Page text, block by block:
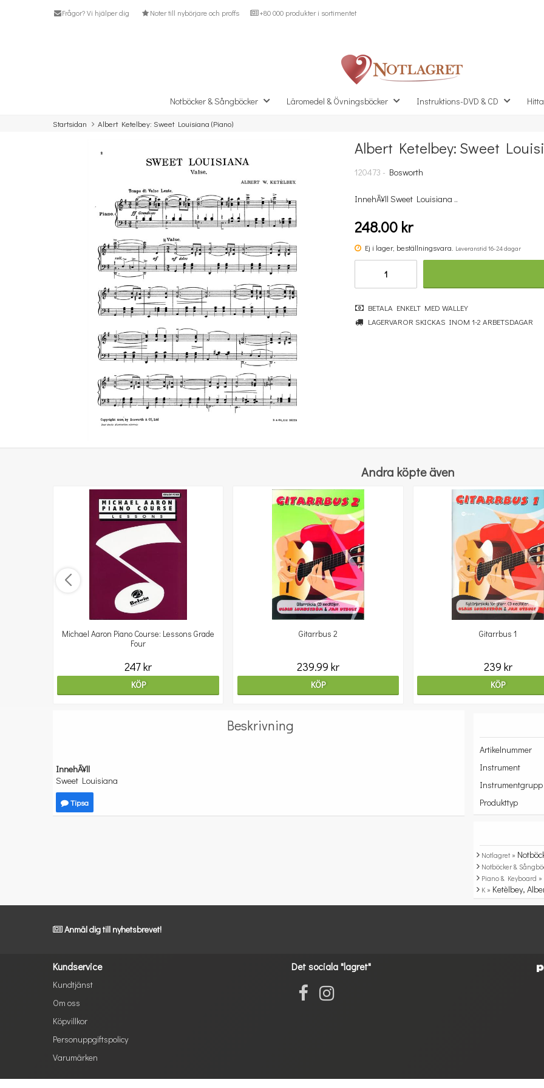
Frågor? Vi hjälper dig Noter till nybörjare och proffs +80 000 produkter i sortimentet
Notböcker & Sångböcker Läromedel & Övningsböcker Instruktions-DVD & CD
Startsidan Albert Ketelbey: Sweet Louisiana (Piano)
Missa inte detta...
Benjamin Britten: Simple Symphony For String Orchestra - Study Score
Albert Ketelbey: Sweet
120473 - Bosworth
InnehÃ¥ll Sweet Louisiana ..
248.00 kr
Ej i lager, beställningsvara. Leveranstid 16-24 dagar
BETALA ENKELT MED WALLEY
LAGERVAROR SKICKAS INOM 1-2 ARBETSDAGAR
Andra köpte även
Michael Aaron Piano Course: Lessons Grade
Four
247 kr
KÖP
Gitarrbus 2
239.99 kr
KÖP
Gitarrbus 1
239 kr
KÖP
Beskrivning
InnehÃ¥ll
Sweet Louisiana
Tipsa
Artikelnummer
Instrument
Instrumentgrupp
Produkttyp
Notlagret »
Notböcker &
Piano & Keyboard »
K » Ketèlbey,
Anmäl dig till nyhetsbrevet!
Kundservice
Kundtjänst
Om oss
Köpvillkor
Personuppgiftspolicy
Varumärken
Det sociala "lagret"